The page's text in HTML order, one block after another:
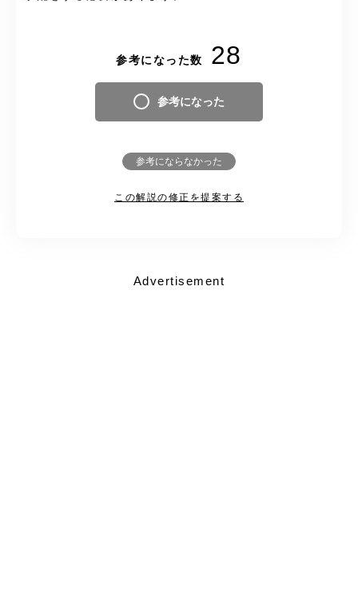
参考になった数 28
参考になった
参考にならなかった
この解説の修正を提案する
Advertisement